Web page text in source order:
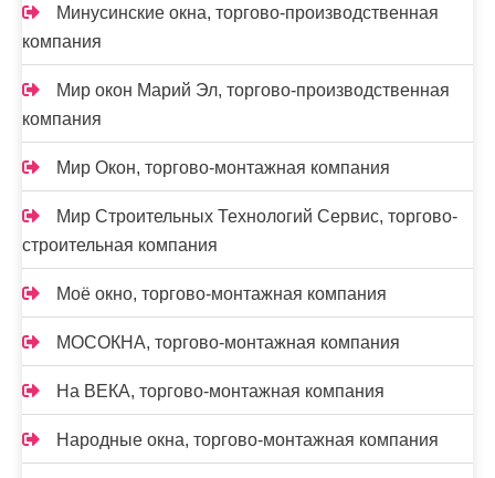
Минусинские окна, торгово-производственная
компания
Мир окон Марий Эл, торгово-производственная
компания
Мир Окон, торгово-монтажная компания
Мир Строительных Технологий Сервис, торгово-
строительная компания
Моё окно, торгово-монтажная компания
МОСОКНА, торгово-монтажная компания
На ВЕКА, торгово-монтажная компания
Народные окна, торгово-монтажная компания